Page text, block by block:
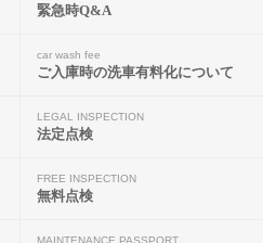
緊急時Q&A
car wash fee
ご入庫時の洗車有料化について
LEGAL INSPECTION
法定点検
FREE INSPECTION
無料点検
MAINTENANCE PASSPORT